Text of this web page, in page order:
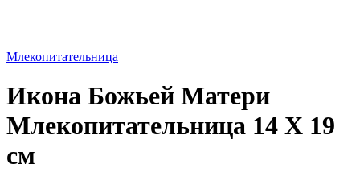
Млекопитательница
Икона Божьей Матери
Млекопитательница 14 Х 19
см